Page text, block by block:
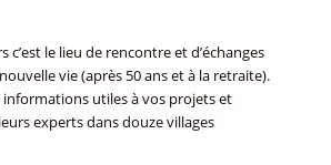
c’est le lieu de rencontre et d’échanges
vie (après 50 ans et à la retraite).
informations utiles à vos projets et
experts dans douze villages